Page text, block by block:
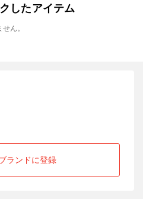
したアイテム
ん。
ランドに登録